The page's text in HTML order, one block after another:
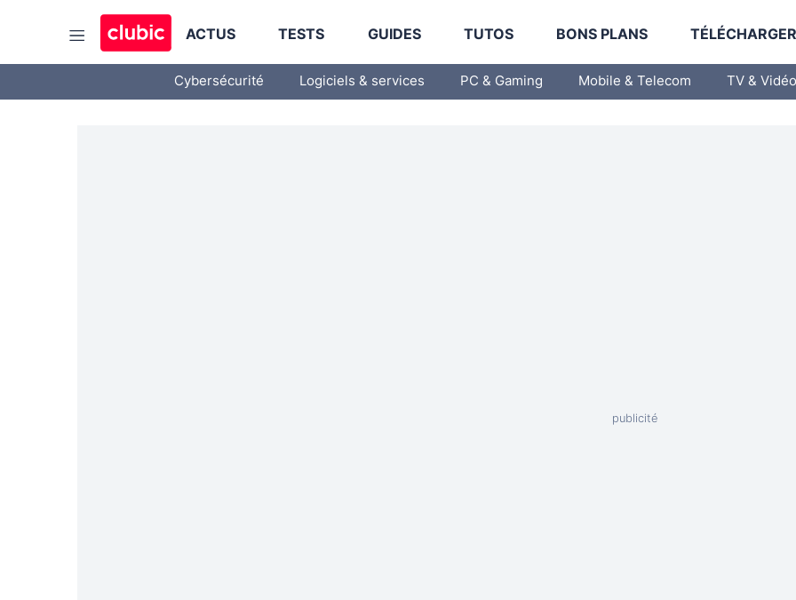
ACTUS TESTS GUIDES TUTOS BONS PLANS
Cybersécurité Logiciels & services PC & Gaming Mobile & Telecom TV & Vidéo